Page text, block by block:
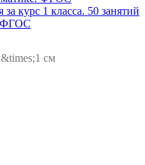
курс 1 класса. 50 занятий
ФГОС
см